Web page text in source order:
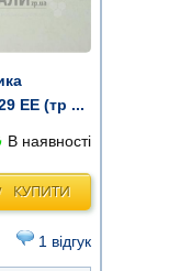
EE (тр ...
В наявності
КУПИТИ
1 відгук